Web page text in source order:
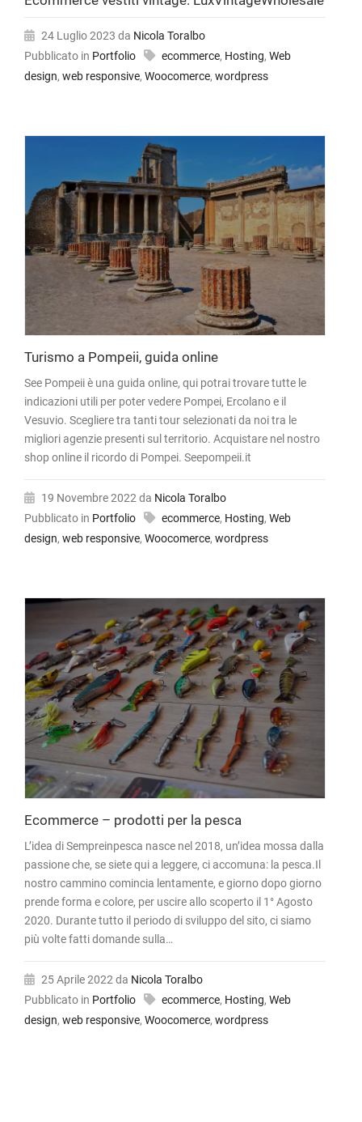
24 Luglio 2023 da Nicola Toralbo
Pubblicato in Portfolio ecommerce, Hosting, Web
design, web responsive, Woocomerce, wordpress
Turismo a Pompeii, guida online
See Pompeii è una guida online, qui potrai trovare tutte le
indicazioni utili per poter vedere Pompei, Ercolano e il
Vesuvio. Scegliere tra tanti tour selezionati da noi tra le
migliori agenzie presenti sul territorio. Acquistare nel nostro
shop online il ricordo di Pompei. Seepompeii.it
19 Novembre 2022da Nicola Toralbo
Pubblicato in Portfolio ecommerce, Hosting, Web
design, web responsive, Woocomerce, wordpress
Ecommerce – prodotti per la pesca
L’idea di Sempreinpesca nasce nel 2018, un’idea mossa dalla
passione che, se siete qui a leggere, ci accomuna: la pesca.Il
nostro cammino comincia lentamente, e giorno dopo giorno
prende forma e colore, per uscire allo scoperto il 1° Agosto
2020. Durante tutto il periodo di sviluppo del sito, ci siamo
più volte fatti domande sulla…
25 Aprile 2022da Nicola Toralbo
Pubblicato in Portfolio ecommerce, Hosting, Web
design, web responsive, Woocomerce, wordpress